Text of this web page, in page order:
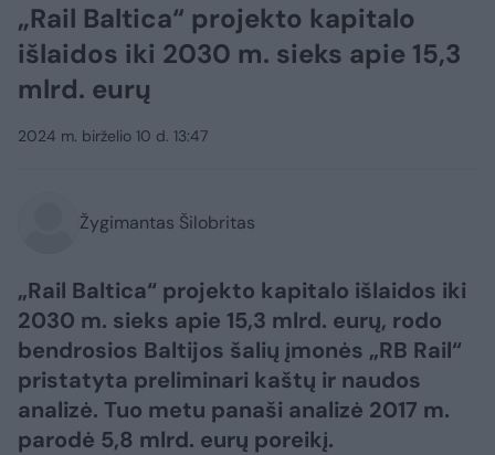
„Rail Baltica“ projekto kapitalo
išlaidos iki 2030 m. sieks apie 15,3
mlrd. eurų
2024 m. birželio 10 d. 13:47
Žygimantas Šilobritas
„Rail Baltica“ projekto kapitalo išlaidos iki
2030 m. sieks apie 15,3 mlrd. eurų, rodo
bendrosios Baltijos šalių įmonės „RB Rail“
pristatyta preliminari kaštų ir naudos
analizė. Tuo metu panaši analizė 2017 m.
parodė 5,8 mlrd. eurų poreikį.